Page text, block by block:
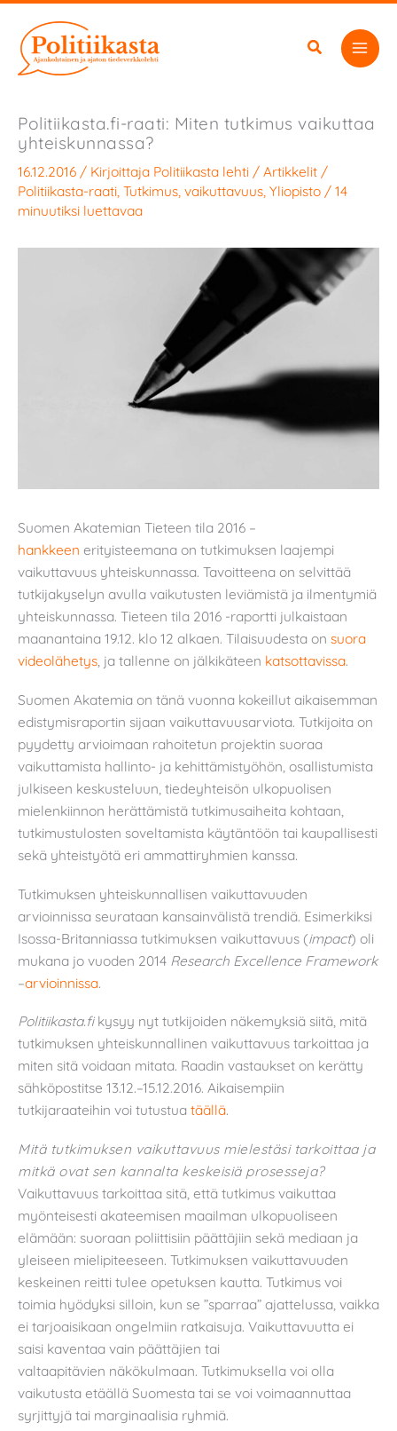
sisältöön
Politiikasta.fi-raati: Miten tutkimus vaikuttaa
yhteiskunnassa?
16.12.2016 / Kirjoittaja Politiikasta lehti / Artikkelit /
Politiikasta-raati Tutkimus vaikuttavuus Yliopisto / 14
minuutiksi luettavaa
Suomen Akatemian Tieteen tila 2016 –
hankkeen erityisteemana on tutkimuksen laajempi
vaikuttavuus yhteiskunnassa. Tavoitteena on selvittää
tutkijakyselyn avulla vaikutusten leviämistä ja ilmentymiä
yhteiskunnassa. Tieteen tila 2016 -raportti julkaistaan
maanantaina 19.12. klo 12 alkaen. Tilaisuudesta on suora
videolähetys, ja tallenne on jälkikäteen katsottavissa.
Suomen Akatemia on tänä vuonna kokeillut aikaisemman
edistymisraportin sijaan vaikuttavuusarviota. Tutkijoita on
pyydetty arvioimaan rahoitetun projektin suoraa
vaikuttamista hallinto- ja kehittämistyöhön, osallistumista
julkiseen keskusteluun, tiedeyhteisön ulkopuolisen
mielenkiinnon herättämistä tutkimusaiheita kohtaan,
tutkimustulosten soveltamista käytäntöön tai kaupallisesti
sekä yhteistyötä eri ammattiryhmien kanssa.
Tutkimuksen yhteiskunnallisen vaikuttavuuden
arvioinnissa seurataan kansainvälistä trendiä. Esimerkiksi
Isossa-Britanniassa tutkimuksen vaikuttavuus (impact) oli
mukana jo vuoden 2014 Research Excellence Framework
–arvioinnissa.
Politiikasta.fikysyy nyt tutkijoiden näkemyksiä siitä, mitä
tutkimuksen yhteiskunnallinen vaikuttavuus tarkoittaa ja
miten sitä voidaan mitata. Raadin vastaukset on kerätty
sähköpostitse 13.12.–15.12.2016. Aikaisempiin
tutkijaraateihin voi tutustua täällä.
Mitä tutkimuksen vaikuttavuus mielestäsi tarkoittaa ja
mitkä ovat sen kannalta keskeisiä prosesseja?
Vaikuttavuus tarkoittaa sitä, että tutkimus vaikuttaa
myönteisesti akateemisen maailman ulkopuoliseen
elämään: suoraan poliittisiin päättäjiin sekä mediaan ja
yleiseen mielipiteeseen. Tutkimuksen vaikuttavuuden
keskeinen reitti tulee opetuksen kautta. Tutkimus voi
toimia hyödyksi silloin, kun se ”sparraa” ajattelussa, vaikka
ei tarjoaisikaan ongelmiin ratkaisuja. Vaikuttavuutta ei
saisi kaventaa vain päättäjien tai
valtaapitävien näkökulmaan. Tutkimuksella voi olla
vaikutusta etäällä Suomesta tai se voi voimaannuttaa
syrjittyjä tai marginaalisia ryhmiä.